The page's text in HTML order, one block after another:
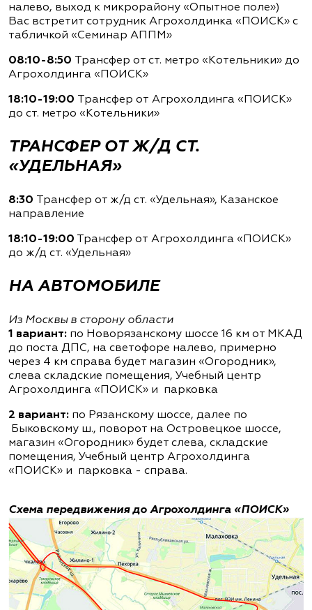
налево, выход к микрорайону «Опытное поле»)
Вас встретит сотрудник Агрохолдинка «ПОИСК» с
табличкой «Семинар АППМ»
08:10-8:50 Трансфер от ст. метро «Котельники» до
Агрохолдинга «ПОИСК»
18:10-19:00
Трансфер от Агрохолдинга «ПОИСК»
до ст. метро «Котельники»
ТРАНСФЕР ОТ Ж/Д СТ.
«УДЕЛЬНАЯ»
8:30 Трансфер от ж/д ст. «Удельная», Казанское
направление
18:10-19:00 Трансфер от Агрохолдинга «ПОИСК»
до ж/д ст. «Удельная»
НА АВТОМОБИЛЕ
Из Москвы в сторону области
1 вариант: по Новорязанскому шоссе 16 км от МКАД
до поста ДПС, на светофоре налево, примерно
через 4 км справа будет магазин «Огородник»,
слева складские помещения, Учебный центр
Агрохолдинга «ПОИСК» и парковка
2 вариант: по Рязанскому шоссе, далее по
Быковскому ш., поворот на Островецкое шоссе,
магазин «Огородник» будет слева, складские
помещения, Учебный центр Агрохолдинга
«ПОИСК» и парковка - справа.
Схема передвижения до Агрохолдинга «ПОИСК»